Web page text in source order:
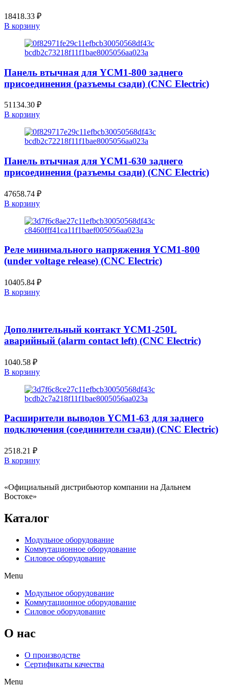
18418.33 ₽
В корзину
Панель втычная для YCM1-800 заднего
присоединения (разъемы сзади) (CNC Electric)
51134.30 ₽
В корзину
Панель втычная для YCM1-630 заднего
присоединения (разъемы сзади) (CNC Electric)
47658.74 ₽
В корзину
Реле минимального напряжения YCM1-800
(under voltage release) (CNC Electric)
10405.84 ₽
В корзину
Дополнительный контакт YCM1-250L
аварийный (alarm contact left) (CNC Electric)
1040.58 ₽
В корзину
Расширители выводов YCM1-63 для заднего
подключения (соединители сзади) (CNC Electric)
2518.21 ₽
В корзину
«Официальный дистрибьютор компании на Дальнем
Востоке»
Каталог
Модульное оборудование
Коммутационное оборудование
Силовое оборудование
Menu
Модульное оборудование
Коммутационное оборудование
Силовое оборудование
O нас
О производстве
Сертификаты качества
Menu